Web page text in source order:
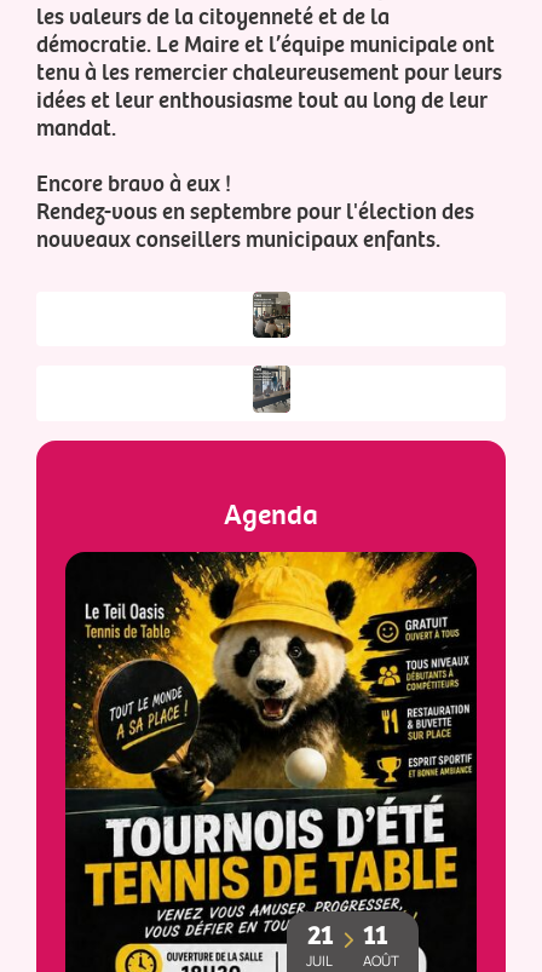
les valeurs de la citoyenneté et de la
démocratie. Le Maire et l’équipe municipale ont
tenu à les remercier chaleureusement pour leurs
idées et leur enthousiasme tout au long de leur
mandat.
Encore bravo à eux !
Rendez-vous en septembre pour l'élection des
nouveaux conseillers municipaux enfants.
Agenda
21
JUIL
11
AOÛT